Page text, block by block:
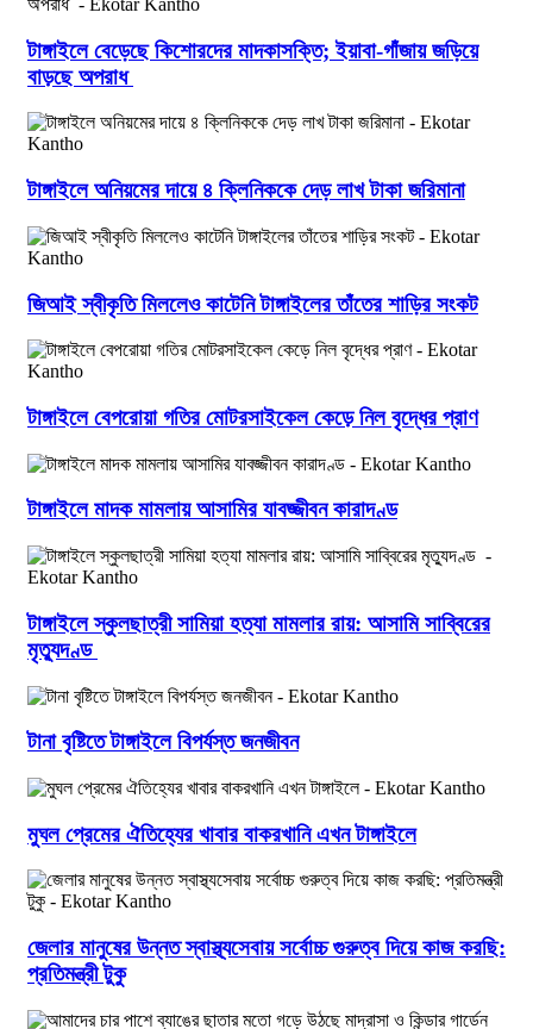
টাঙ্গাইলে বেড়েছে কিশোরদের মাদকাসক্তি; ইয়াবা-গাঁজায় জড়িয়ে
বাড়ছে অপরাধ
টাঙ্গাইলে অনিয়মের দায়ে ৪ ক্লিনিককে দেড় লাখ টাকা জরিমানা
জিআই স্বীকৃতি মিললেও কাটেনি টাঙ্গাইলের তাঁতের শাড়ির সংকট
টাঙ্গাইলে বেপরোয়া গতির মোটরসাইকেল কেড়ে নিল বৃদ্ধের প্রাণ
টাঙ্গাইলে মাদক মামলায় আসামির যাবজ্জীবন কারাদণ্ড
টাঙ্গাইলে স্কুলছাত্রী সামিয়া হত্যা মামলার রায়: আসামি সাব্বিরের
মৃত্যুদণ্ড
টানা বৃষ্টিতে টাঙ্গাইলে বিপর্যস্ত জনজীবন
মুঘল প্রেমের ঐতিহ্যের খাবার বাকরখানি এখন টাঙ্গাইলে
জেলার মানুষের উন্নত স্বাস্থ্যসেবায় সর্বোচ্চ গুরুত্ব দিয়ে কাজ করছি:
প্রতিমন্ত্রী টুকু